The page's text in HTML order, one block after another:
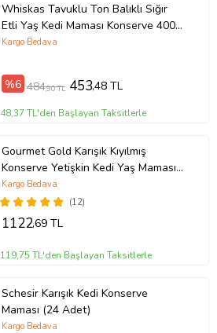
Whiskas Tavuklu Ton Balıklı Sığır
Etli Yaş Kedi Maması Konserve 400
gr X 3 Adet
Kargo Bedava
%6 484,90 TL 453,48 TL
48,37 TL'den Başlayan Taksitlerle
Gourmet Gold Karışık Kıyılmış
Konserve Yetişkin Kedi Yaş Maması
24 X 85 G
(12)
Kargo Bedava
1122,69 TL
119,75 TL'den Başlayan Taksitlerle
Schesir Karışık Kedi Konserve
Maması (24 Adet)
Kargo Bedava